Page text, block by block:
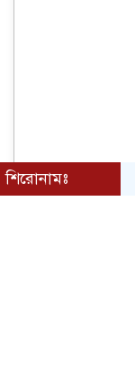
শিরোনামঃ